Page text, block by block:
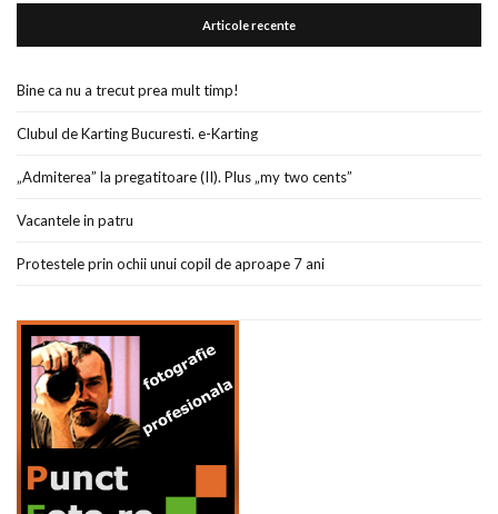
Articole recente
Bine ca nu a trecut prea mult timp!
Clubul de Karting Bucuresti. e-Karting
„Admiterea” la pregatitoare (II). Plus „my two cents”
Vacantele in patru
Protestele prin ochii unui copil de aproape 7 ani